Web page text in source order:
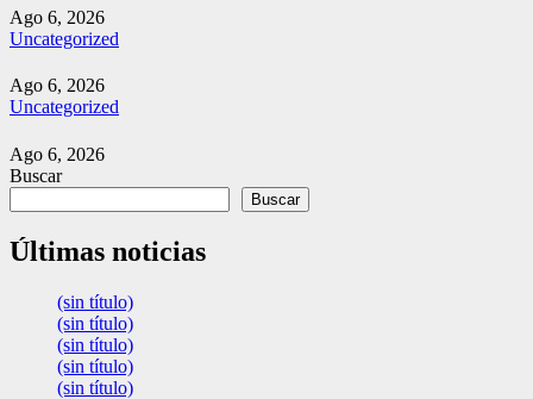
Ago 6, 2026
Uncategorized
Ago 6, 2026
Uncategorized
Ago 6, 2026
Buscar
Buscar
Últimas noticias
(sin título)
(sin título)
(sin título)
(sin título)
(sin título)